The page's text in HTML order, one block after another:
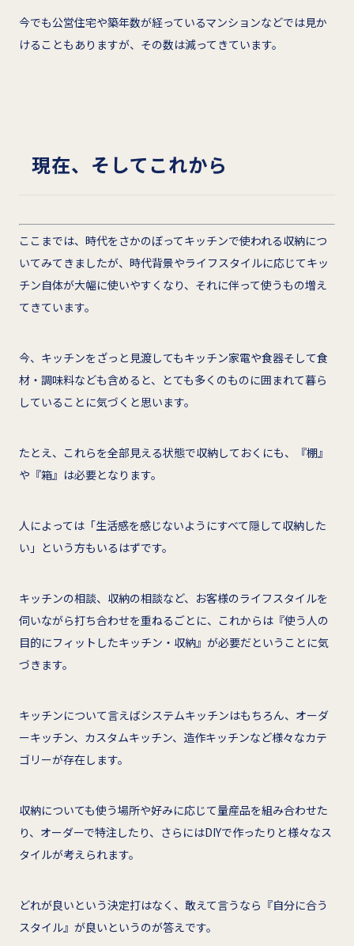
今でも公営住宅や築年数が経っているマンションなどでは見か
けることもありますが、その数は減ってきています。
現在、そしてこれから
ここまでは、時代をさかのぼってキッチンで使われる収納につ
いてみてきましたが、時代背景やライフスタイルに応じてキッ
チン自体が大幅に使いやすくなり、それに伴って使うもの増え
てきています。
今、キッチンをざっと見渡してもキッチン家電や食器そして食
材・調味料なども含めると、とても多くのものに囲まれて暮ら
していることに気づくと思います。
たとえ、これらを全部見える状態で収納しておくにも、『棚』
や『箱』は必要となります。
人によっては「生活感を感じないようにすべて隠して収納した
い」という方もいるはずです。
キッチンの相談、収納の相談など、お客様のライフスタイルを
伺いながら打ち合わせを重ねるごとに、これからは『使う人の
目的にフィットしたキッチン・収納』が必要だということに気
づきます。
キッチンについて言えばシステムキッチンはもちろん、オーダ
ーキッチン、カスタムキッチン、造作キッチンなど様々なカテ
ゴリーが存在します。
収納についても使う場所や好みに応じて量産品を組み合わせた
り、オーダーで特注したり、さらにはDIYで作ったりと様々なス
タイルが考えられます。
どれが良いという決定打はなく、敢えて言うなら『自分に合う
スタイル』が良いというのが答えです。